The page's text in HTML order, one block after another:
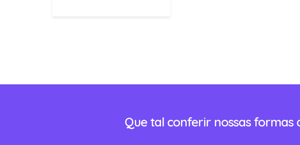
Que tal conferir nossas formas